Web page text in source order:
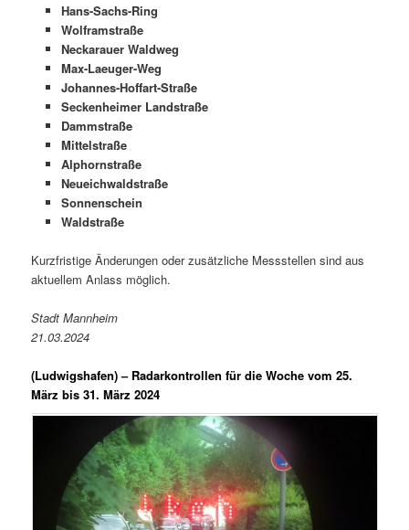
Hans-Sachs-Ring
Wolframstraße
Neckarauer Waldweg
Max-Laeuger-Weg
Johannes-Hoffart-Straße
Seckenheimer Landstraße
Dammstraße
Mittelstraße
Alphornstraße
Neueichwaldstraße
Sonnenschein
Waldstraße
Kurzfristige Änderungen oder zusätzliche Messstellen sind aus
aktuellem Anlass möglich.
Stadt Mannheim
21.03.2024
(Ludwigshafen) – Radarkontrollen für die Woche vom 25.
März bis 31. März 2024